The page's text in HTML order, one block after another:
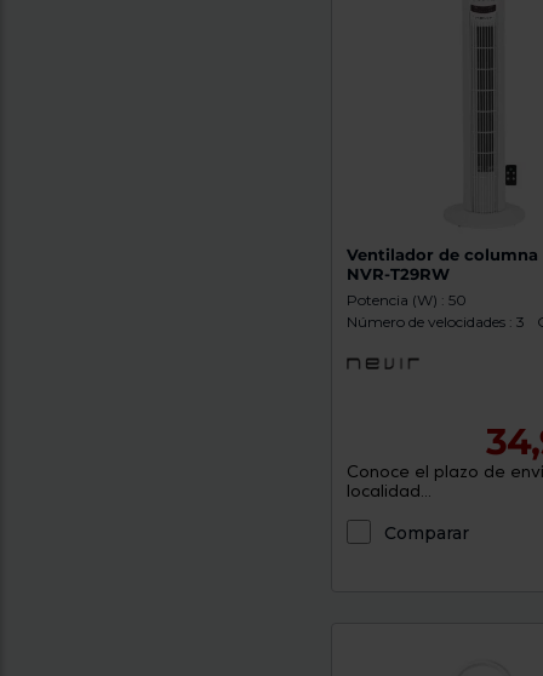
Ventilador de columna
NVR-T29RW
Potencia (W) : 50
Número de velocidades : 3
Conoce el plazo de
localidad...
Comparar